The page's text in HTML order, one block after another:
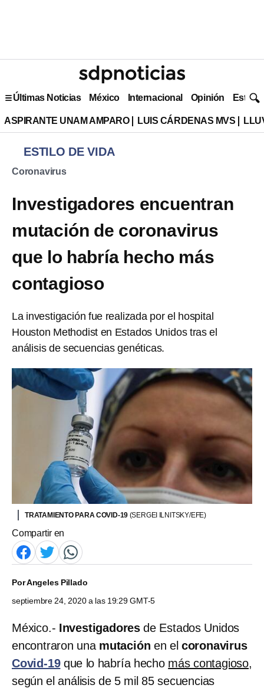
Últimas Noticias México Internacional Opinión Estilo
ASPIRANTE UNAM AMPARO LUIS CÁRDENAS MVS
ESTILO DE VIDA
Coronavirus
Investigadores encuentran
mutación de coronavirus
que lo habría hecho más
contagioso
La investigación fue realizada por el hospital
Houston Methodist en Estados Unidos tras el
análisis de secuencias genéticas.
TRATAMIENTO PARA COVID-19 (SERGEI ILNITSKY/EFE)
Compartir en
PorAngeles Pillado
septiembre 24, 2020 a las 19:29 GMT-5
México.- Investigadores de Estados Unidos
encontraron una mutación en el coronavirus
Covid-19que lo habría hecho más contagioso,
según el análisis de 5 mil 85 secuencias